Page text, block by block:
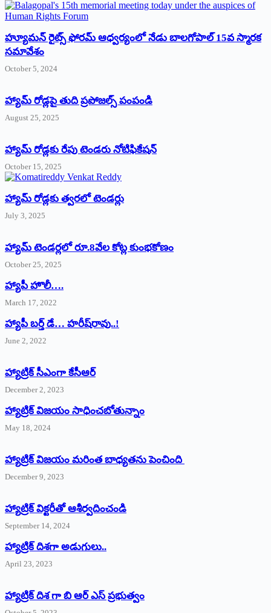
హ్యూమన్‌ రైట్స్‌ ఫోరమ్‌ ఆధ్వర్యంలో నేడు బాలగోపాల్‌ 15వ స్మారక
సమావేశం
October 5, 2024
హ్యామ్‌ రోడ్లపై తుది ప్రపోజల్స్‌ పంపండి
August 25, 2025
హ్యామ్‌ రోడ్లకు రేపు టెండరు నోటిఫికేషన్‌
October 15, 2025
హ్యామ్‌ రోడ్లకు త్వరలో టెండర్లు
July 3, 2025
హ్యామ్‌ ‌టెండర్లలో రూ.8వేల కోట్ల కుంభకోణం
October 25, 2025
హ్యాపీ హొలీ….
March 17, 2022
హ్యాపీ బర్త్ ‌డే… హరీష్‌రావు..!
June 2, 2022
హ్యాట్రిక్‌ ‌సీఎంగా కేసీఆర్‌
December 2, 2023
హ్యాట్రిక్‌ విజయం సాధించబోతున్నాం
May 18, 2024
హ్యాట్రిక్ విజయం మరింత బాధ్యతను పెంచింది
December 9, 2023
హ్యాట్రిక్‌ ‌విక్టరీతో ఆశీర్వదించండి
September 14, 2024
‌హ్యాట్రిక్‌ ‌దిశగా అడుగులు..
April 23, 2023
హ్యాట్రిక్ దిశ గా బి ఆర్ ఎస్ ప్రభుత్వం